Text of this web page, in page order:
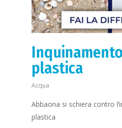
plastica
Acqua
Abbaona si schiera contro
plastica